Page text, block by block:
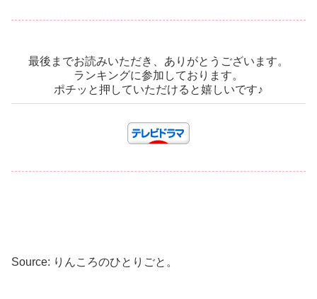
最後までお読みいただき、ありがとうございます。
ランキングに参加しております。
ポチッと押していただけると嬉しいです♪
Source: りんころのひとりごと。